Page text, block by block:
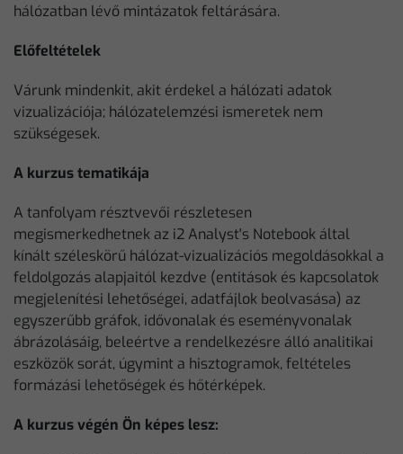
hálózatban lévő mintázatok feltárására.
Előfeltételek
Várunk mindenkit, akit érdekel a hálózati adatok
vizualizációja; hálózatelemzési ismeretek nem
szükségesek.
A kurzus tematikája
A tanfolyam résztvevői részletesen
megismerkedhetnek az i2 Analyst's Notebook által
kínált széleskörű hálózat-vizualizációs megoldásokkal a
feldolgozás alapjaitól kezdve (entitások és kapcsolatok
megjelenítési lehetőségei, adatfájlok beolvasása) az
egyszerűbb gráfok, idővonalak és eseményvonalak
ábrázolásáig, beleértve a rendelkezésre álló analitikai
eszközök sorát, úgymint a hisztogramok, feltételes
formázási lehetőségek és hőtérképek.
A kurzus végén Ön képes lesz: